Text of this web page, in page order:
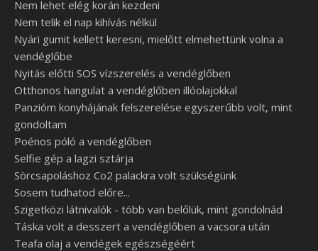
Nem lehet elég korán kezdeni
Nem telik el nap kihívás nélkül
Nyári gumit kellett keresni, mielőtt elmehettünk volna a
vendéglőbe
Nyitás előtti SOS vízszerelés a vendéglőben
Otthonos hangulat a vendéglőben illóolajokkal
Panzióm konyhájának felszerelése egyszerűbb volt, mint
gondoltam
Poénos póló a vendéglőben
Selfie gép a lagzi sztárja
Sörcsapoláshoz Co2 palackra volt szükségünk
Sosem tudhatod előre...
Szigetközi látnivalók - több van belőlük, mint gondolnád
Táska volt a desszert a vendéglőben a vacsora után
Teafa olaj a vendégek egészségéért